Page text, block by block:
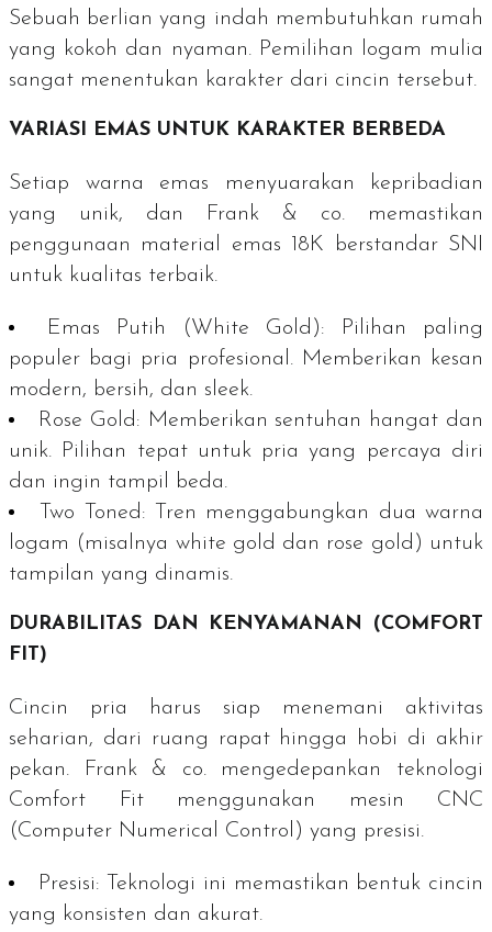
Sebuah berlian yang indah membutuhkan rumah
yang kokoh dan nyaman. Pemilihan logam mulia
sangat menentukan karakter dari cincin tersebut.
VARIASI EMAS UNTUK KARAKTER BERBEDA
Setiap warna emas menyuarakan kepribadian
yang unik, dan Frank & co. memastikan
penggunaan material emas 18K berstandar SNI
untuk kualitas terbaik.
Emas Putih (White Gold ): Pilihan paling
populer bagi pria profesional. Memberikan kesan
modern, bersih, dan sleek.
Rose Gold : Memberikan sentuhan hangat dan
unik. Pilihan tepat untuk pria yang percaya diri
dan ingin tampil beda.
Two Toned : Tren menggabungkan dua warna
logam (misalnya white gold dan rose gold ) untuk
tampilan yang dinamis.
DURABILITAS DAN KENYAMANAN (COMFORT
FIT)
Cincin pria harus siap menemani aktivitas
seharian, dari ruang rapat hingga hobi di akhir
pekan. Frank & co. mengedepankan teknologi
Comfort Fitmenggunakan mesin CNC
(Computer Numerical Control ) yang presisi.
Presisi: Teknologi ini memastikan bentuk cincin
yang konsisten dan akurat.